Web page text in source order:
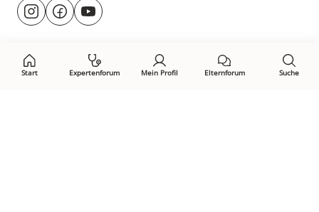
Start Expertenforum Mein Profil Elternforum Suche
Besuche
uns@rund.ums.baby
facebook.com/rundumsbaby.de
youtube.com/@rundumsbaby_